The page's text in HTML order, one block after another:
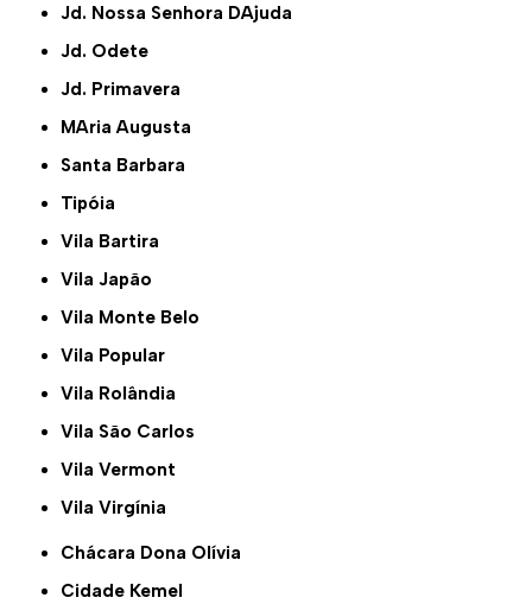
Jd. Nossa Senhora DAjuda
Jd. Odete
Jd. Primavera
MAria Augusta
Santa Barbara
Tipóia
Vila Bartira
Vila Japão
Vila Monte Belo
Vila Popular
Vila Rolândia
Vila São Carlos
Vila Vermont
Vila Virgínia
Chácara Dona Olívia
Cidade Kemel